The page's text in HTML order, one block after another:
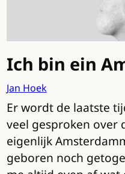
Ich bin ein
Jan Hoek
Er wordt de laatste
veel gesproken over
eigenlijk
geboren noch